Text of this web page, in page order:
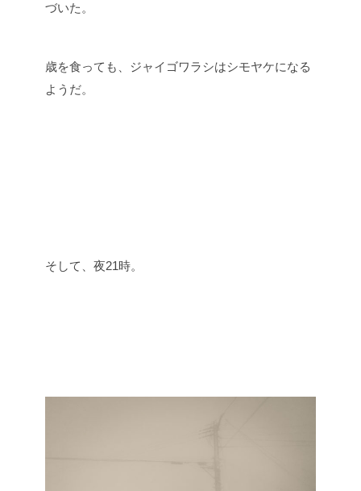
づいた。
歳を食っても、ジャイゴワラシはシモヤケになる
ようだ。
そして、夜21時。